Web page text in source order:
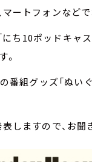
ートフォンなどで
ち10ポッドキャス
。
番組グッズ「ぬい
しますので、お聞